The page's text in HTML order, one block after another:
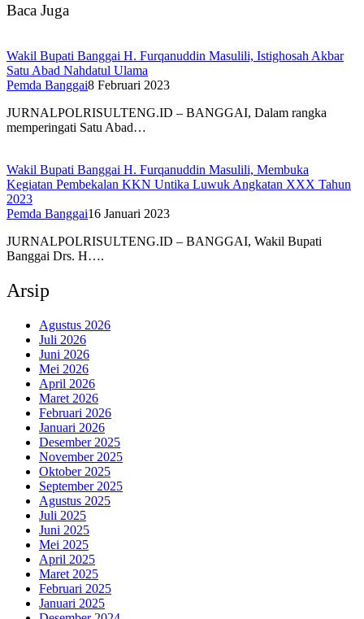
Baca Juga
Wakil Bupati Banggai H. Furqanuddin Masulili, Istighosah Akbar
Satu Abad Nahdatul Ulama
Pemda Banggai8 Februari 2023
JURNALPOLRISULTENG.ID – BANGGAI, Dalam rangka
memperingati Satu Abad…
Wakil Bupati Banggai H. Furqanuddin Masulili, Membuka
Kegiatan Pembekalan KKN Untika Luwuk Angkatan XXX Tahun
2023
Pemda Banggai16 Januari 2023
JURNALPOLRISULTENG.ID – BANGGAI, Wakil Bupati
Banggai Drs. H….
Arsip
Agustus 2026
Juli 2026
Juni 2026
Mei 2026
April 2026
Maret 2026
Februari 2026
Januari 2026
Desember 2025
November 2025
Oktober 2025
September 2025
Agustus 2025
Juli 2025
Juni 2025
Mei 2025
April 2025
Maret 2025
Februari 2025
Januari 2025